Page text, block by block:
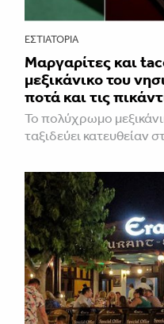
ΕΣΤΙΑΤΌΡΙΑ
Μαργαρίτες και
μεξικάνικο του
ποτά και τις
Το πολύχρωμο
ταξιδεύει κατευθείαν